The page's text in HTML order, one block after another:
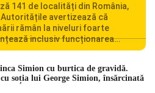
141 de localități din România,
avertizează că
rămân la niveluri foarte
inclusiv funcționarea
România se confruntă
perioade din punct de vedere
[…]
Simion cu burtica de gravidă.
soția lui George Simion, însărcinată